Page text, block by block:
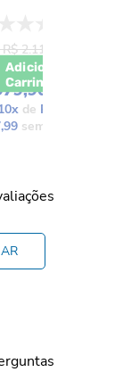
2.111,37
R$
xde R$
sem juros
Adicionar ao
Carrinho